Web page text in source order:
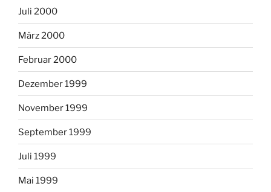
Juli 2000
März 2000
Februar 2000
Dezember 1999
November 1999
September 1999
Juli 1999
Mai 1999